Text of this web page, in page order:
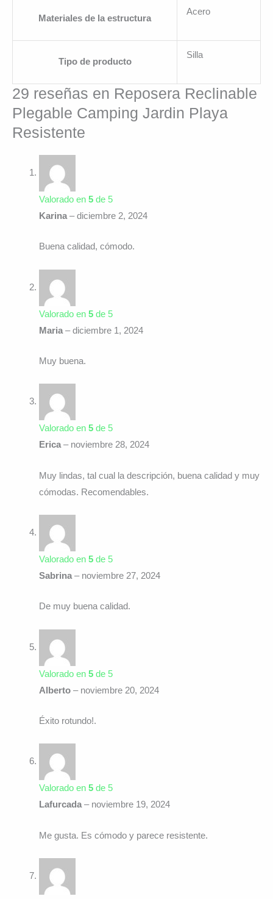
Materiales de la estructura
Acero
Tipo de producto
Silla
29 reseñas en Reposera Reclinable
Plegable Camping Jardin Playa
Resistente
Valorado en 5de 5
Karina – diciembre 2, 2024
Buena calidad, cómodo.
Valorado en 5de 5
Maria – diciembre 1, 2024
Muy buena.
Valorado en 5de 5
Erica– noviembre 28, 2024
Muy lindas, tal cual la descripción, buena calidad y muy
cómodas. Recomendables.
Valorado en 5de 5
Sabrina – noviembre 27, 2024
De muy buena calidad.
Valorado en 5de 5
Alberto – noviembre 20, 2024
Éxito rotundo!.
Valorado en 5de 5
Lafurcada– noviembre 19, 2024
Me gusta. Es cómodo y parece resistente.